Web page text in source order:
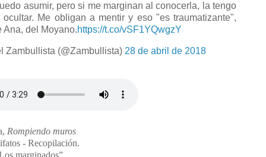
asumir, pero si me marginan al conocerla, la tengo
ocultar. Me obligan a mentir y eso "es traumatizante",
Ana, del Moyano.https://t.co/vSF1YQwgzY
Zambullista (@Zambullista) 28 de abril de 2018
Rompiendo muros
- Recopilación.